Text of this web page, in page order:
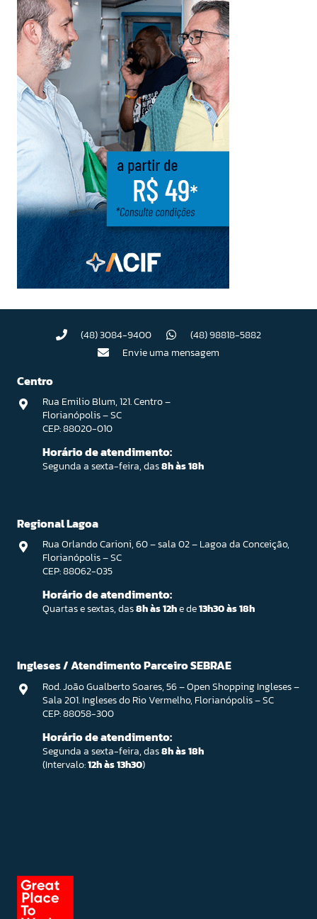
(48) 3084-9400
(48) 98818-5882
Envie uma mensagem
Centro
Rua Emilio Blum, 121. Centro –
Florianópolis – SC
CEP: 88020-010
Horário de atendimento:
Segunda a sexta-feira, das8h às 18h
Regional Lagoa
Rua Orlando Carioni, 60 – sala 02 – Lagoa da Conceição,
Florianópolis – SC
CEP: 88062-035
Horário de atendimento:
Quartas e sextas, das8h às 12he de13h30 às 18h
Ingleses / Atendimento Parceiro SEBRAE
Rod. João Gualberto Soares, 56 – Open Shopping Ingleses –
Sala 201. Ingleses do Rio Vermelho, Florianópolis – SC
CEP: 88058-300
Horário de atendimento:
Segunda a sexta-feira, das8h às 18h
(Intervalo:12h às 13h30)